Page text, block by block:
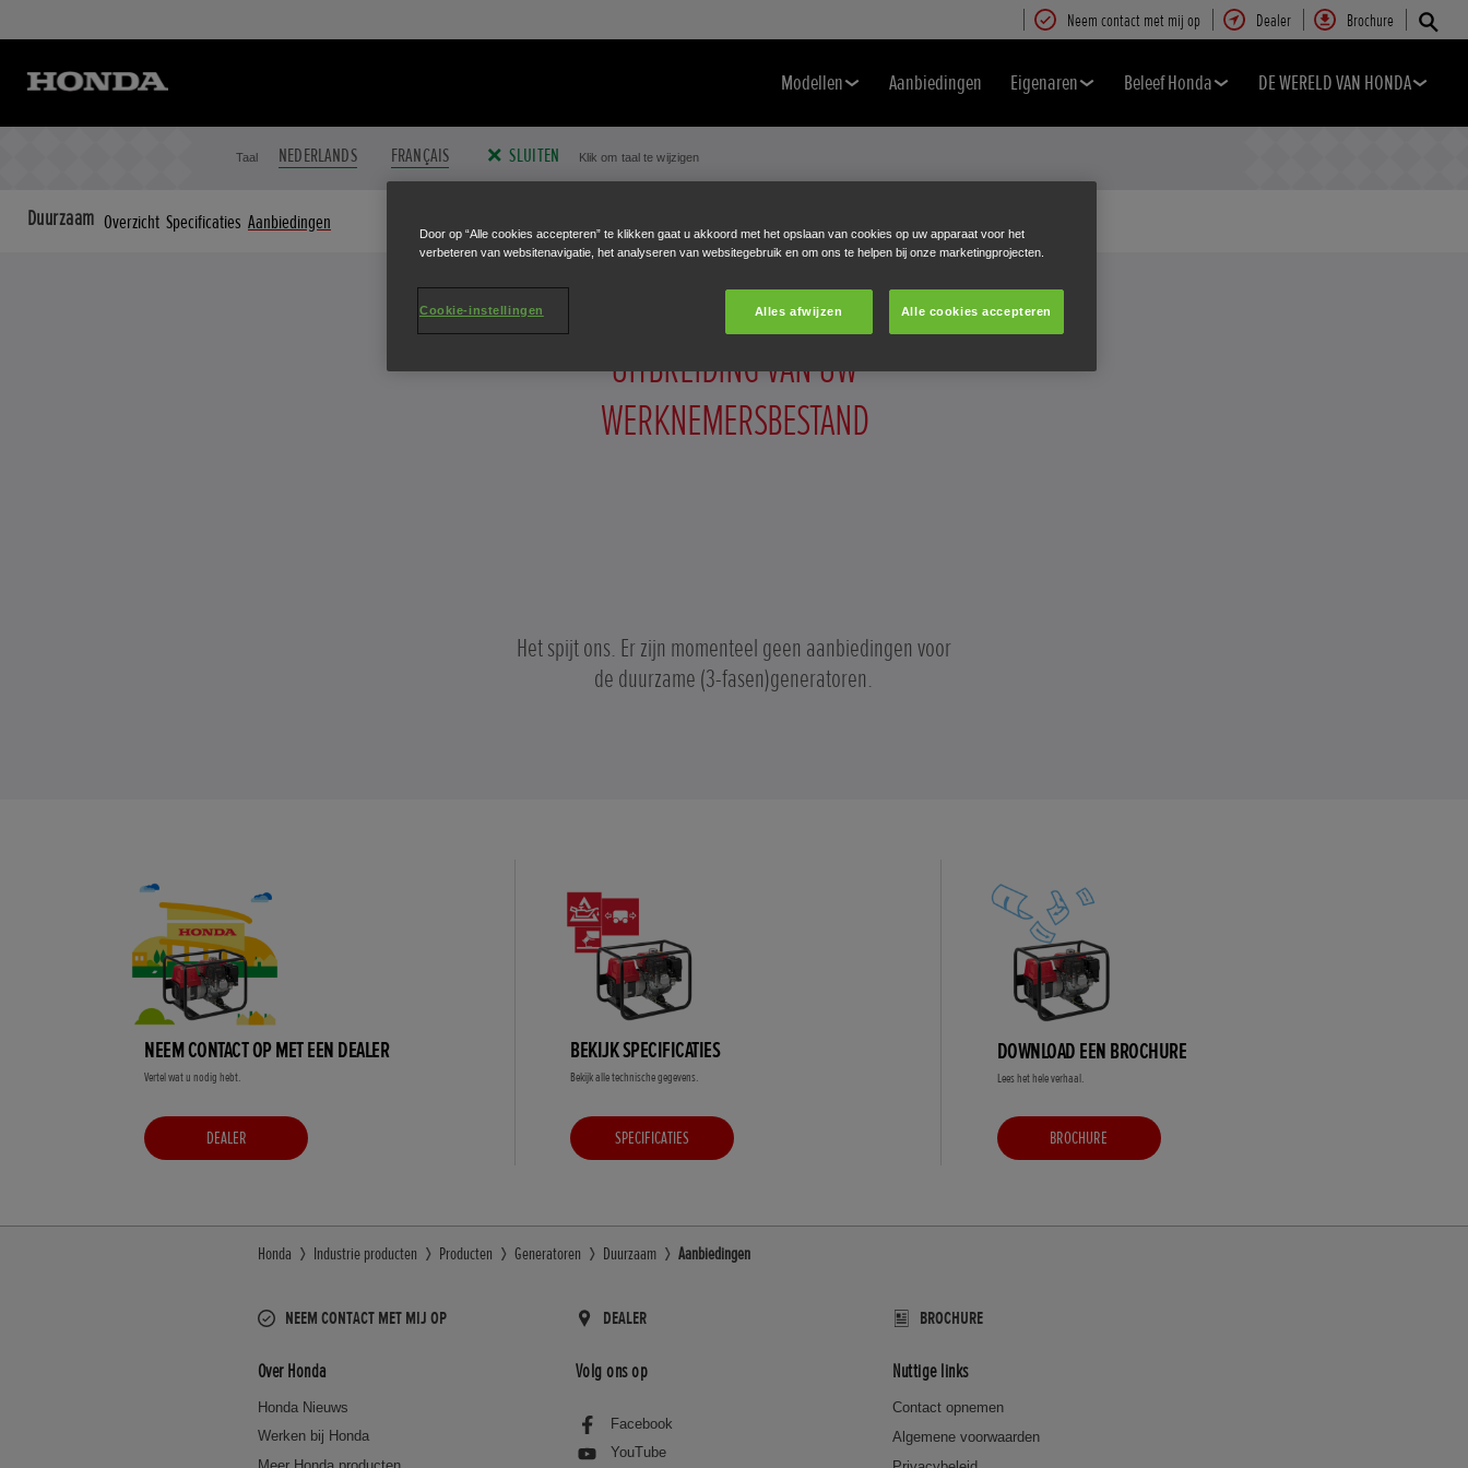
Neem contact met mij op Dealer Brochure
Modellen Aanbiedingen Eigenaren Beleef Honda DE WERELD VAN HONDA
Taal NEDERLANDS FRANÇAIS SLUITEN Klik om taal te wijzigen
Duurzaam Overzicht Specificaties Aanbiedingen
Duurzaam GeneratorenAanbiedingen
UITBREIDING VAN UW
WERKNEMERSBESTAND
Het spijt ons. Er zijn momenteel geen aanbiedingen voor
de duurzame (3-fasen)generatoren.
NEEM CONTACT OP MET EEN DEALER
Vertel wat u nodig hebt.
DEALER
BEKIJK SPECIFICATIES
Bekijk alle technische gegevens.
SPECIFICATIES
DOWNLOAD EEN BROCHURE
Lees het hele verhaal.
BROCHURE
Honda Industrie producten Producten Generatoren Duurzaam Aanbiedingen
NEEM CONTACT MET MIJ OP DEALER BROCHURE
Over Honda
Honda Nieuws
Werken bij Honda
Volg ons op
Facebook
YouTube
Nuttige links
Contact opnemen
Algemene voorwaarden
Door op “Alle cookies accepteren” te klikken gaat u akkoord met het opslaan van cookies op uw apparaat voor het
verbeteren van websitenavigatie, het analyseren van websitegebruik en om ons te helpen bij onze marketingprojecten.
Alles afwijzen Alle cookies accepteren
Cookie-instellingen